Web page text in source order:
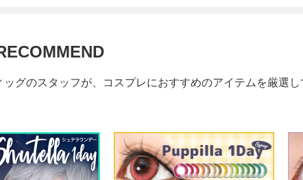
ッグのスタッフが、コスプレにおすすめのアイテムを厳選